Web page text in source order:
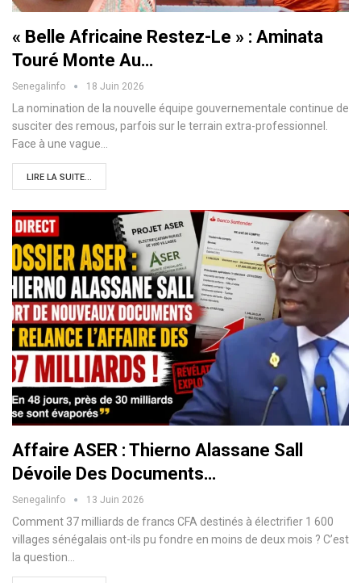
« Belle Africaine Restez-Le » : Aminata
Touré Monte Au…
Senegalinfo 18 Juin 2026
La nomination de la nouvelle équipe gouvernementale continue de
susciter des remous, parfois sur le terrain extra-professionnel.
Face à une vague…
LIRE LA SUITE...
Affaire ASER : Thierno Alassane Sall
Dévoile Des Documents…
Senegalinfo 13 Juin 2026
Comment 37 milliards de francs CFA destinés à électrifier 1 600
villages sénégalais ont-ils pu fondre en moins de deux mois ? C’est
la question…